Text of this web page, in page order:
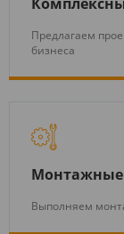
Предлагаем
бизнеса
Монтажные
Выполняем